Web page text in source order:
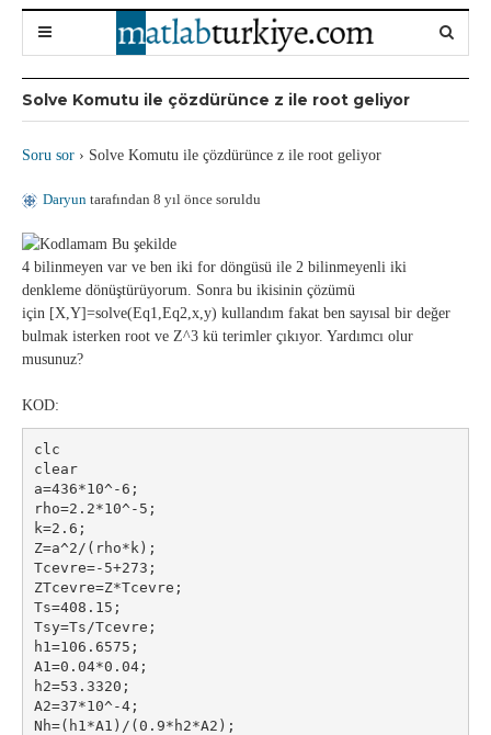
Solve Komutu ile çözdürünce z ile root geliyor
Soru sor › Solve Komutu ile çözdürünce z ile root geliyor
Daryun tarafından 8 yıl önce soruldu
4 bilinmeyen var ve ben iki for döngüsü ile 2 bilinmeyenli iki
denkleme dönüştürüyorum. Sonra bu ikisinin çözümü
için [X,Y]=solve(Eq1,Eq2,x,y) kullandım fakat ben sayısal bir değer
bulmak isterken root ve Z^3 kü terimler çıkıyor. Yardımcı olur
musunuz?
KOD:
clc
clear
a=436*10^-6;
rho=2.2*10^-5;
k=2.6;
Z=a^2/(rho*k);
Tcevre=-5+273;
ZTcevre=Z*Tcevre;
Ts=408.15;
Tsy=Ts/Tcevre;
h1=106.6575;
A1=0.04*0.04;
h2=53.3320;
A2=37*10^-4;
Nh=(h1*A1)/(0.9*h2*A2);